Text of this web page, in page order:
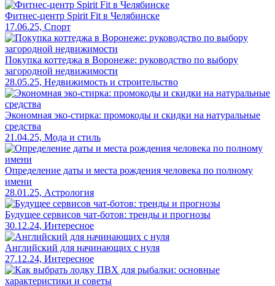
Фитнес-центр Spirit Fit в Челябинске
17.06.25, Спорт
Покупка коттеджа в Воронеже: руководство по выбору
загородной недвижимости
28.05.25, Недвижимость и строительство
Экономная эко-стирка: промокоды и скидки на натуральные
средства
21.04.25, Мода и стиль
Определение даты и места рождения человека по полному
имени
28.01.25, Астрология
Будущее сервисов чат-ботов: тренды и прогнозы
30.12.24, Интересное
Английский для начинающих с нуля
27.12.24, Интересное